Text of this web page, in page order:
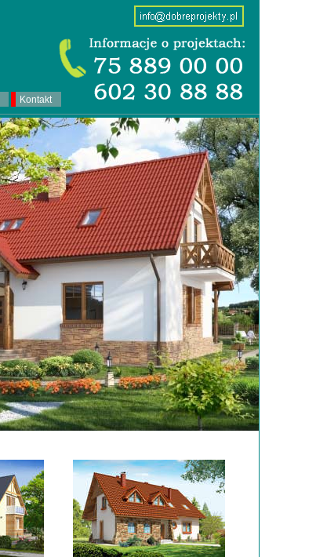
Kontakt